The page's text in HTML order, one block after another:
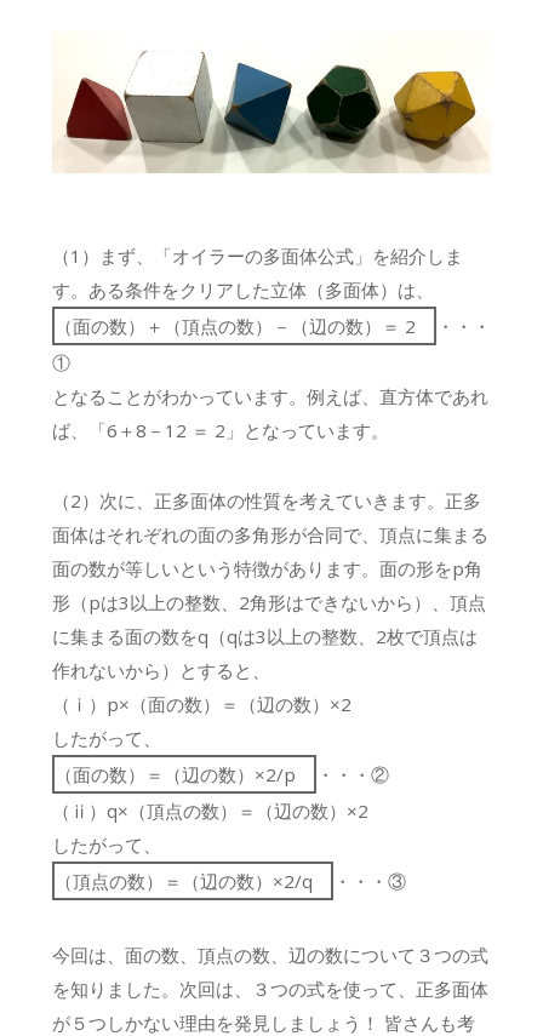
（1）まず、「オイラーの多面体公式」を紹介しま
す。ある条件をクリアした立体（多面体）は、
（面の数）＋（頂点の数）－（辺の数）＝ 2
・・・
①
となることがわかっています。例えば、直方体であれ
ば、「6＋8－12 ＝ 2」となっています。
（2）次に、正多面体の性質を考えていきます。正多
面体はそれぞれの面の多角形が合同で、頂点に集まる
面の数が等しいという特徴があります。面の形をp角
形（pは3以上の整数、2角形はできないから）、頂点
に集まる面の数をq（qは3以上の整数、2枚で頂点は
作れないから）とすると、
（ⅰ）p×（面の数）＝（辺の数）×2
したがって、
（面の数）＝（辺の数）×2/p
・・・②
（ⅱ）q×（頂点の数）＝（辺の数）×2
したがって、
（頂点の数）＝（辺の数）×2/q
・・・③
今回は、面の数、頂点の数、辺の数について３つの式
を知りました。次回は、３つの式を使って、正多面体
が５つしかない理由を発見しましょう！ 皆さんも考